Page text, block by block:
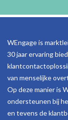
WEngage is
30 jaar ervaring
van menselijke
Op deze manier is
ondersteunen bij
en tevens de